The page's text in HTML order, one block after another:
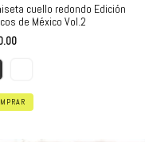
cuello redondo Edición
de México Vol.2